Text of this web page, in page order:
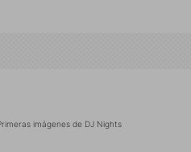
imágenes de DJ Nights